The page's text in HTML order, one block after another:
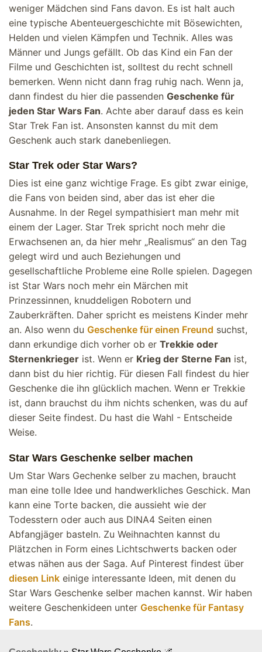
weniger Mädchen sind Fans davon. Es ist halt auch
eine typische Abenteuergeschichte mit Bösewichten,
Helden und vielen Kämpfen und Technik. Alles was
Männer und Jungs gefällt. Ob das Kind ein Fan der
Filme und Geschichten ist, solltest du recht schnell
bemerken. Wenn nicht dann frag ruhig nach. Wenn ja,
dann findest du hier die passenden Geschenke für
jeden Star Wars Fan. Achte aber darauf dass es kein
Star Trek Fan ist. Ansonsten kannst du mit dem
Geschenk auch stark danebenliegen.
Star Trek oder Star Wars?
Dies ist eine ganz wichtige Frage. Es gibt zwar einige,
die Fans von beiden sind, aber das ist eher die
Ausnahme. In der Regel sympathisiert man mehr mit
einem der Lager. Star Trek spricht noch mehr die
Erwachsenen an, da hier mehr „Realismus“ an den Tag
gelegt wird und auch Beziehungen und
gesellschaftliche Probleme eine Rolle spielen. Dagegen
ist Star Wars noch mehr ein Märchen mit
Prinzessinnen, knuddeligen Robotern und
Zauberkräften. Daher spricht es meistens Kinder mehr
an. Also wenn du Geschenke für einen Freund suchst,
dann erkundige dich vorher ob er Trekkie oder
Sternenkrieger ist. Wenn er Krieg der Sterne Fan ist,
dann bist du hier richtig. Für diesen Fall findest du hier
Geschenke die ihn glücklich machen. Wenn er Trekkie
ist, dann brauchst du ihm nichts schenken, was du auf
dieser Seite findest. Du hast die Wahl - Entscheide
Weise.
Star Wars Geschenke selber machen
Um Star Wars Gechenke selber zu machen, braucht
man eine tolle Idee und handwerkliches Geschick. Man
kann eine Torte backen, die aussieht wie der
Todesstern oder auch aus DINA4 Seiten einen
Abfangjäger basteln. Zu Weihnachten kannst du
Plätzchen in Form eines Lichtschwerts backen oder
etwas nähen aus der Saga. Auf Pinterest findest über
diesen Link einige interessante Ideen, mit denen du
Star Wars Geschenke selber machen kannst. Wir haben
weitere Geschenkideen unter Geschenke für Fantasy
Fans.